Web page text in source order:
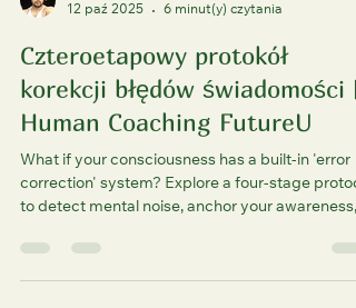
Luc
12 paź 2025
6 minut(y) czytania
Czteroetapowy protokół
korekcji błędów świadomości |
Human Coaching FutureU
correction' system? Explore a four-stage
to detect mental noise, anchor your awareness,